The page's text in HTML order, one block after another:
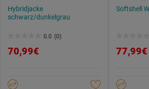
Hybridjacke
schwarz/dunkelgrau
0.0 (0)
von
70,99€
Softshell
von
77,99€